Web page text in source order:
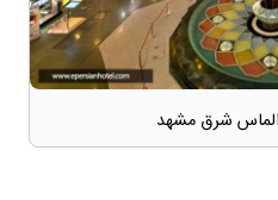
شرق مشهد